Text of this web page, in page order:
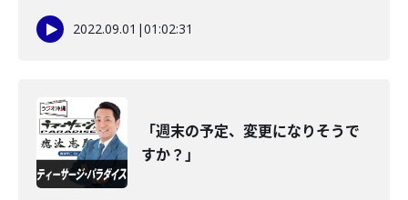
2022.09.01 |01:02:31
「週末の予定、変更になりそうで
すか？」